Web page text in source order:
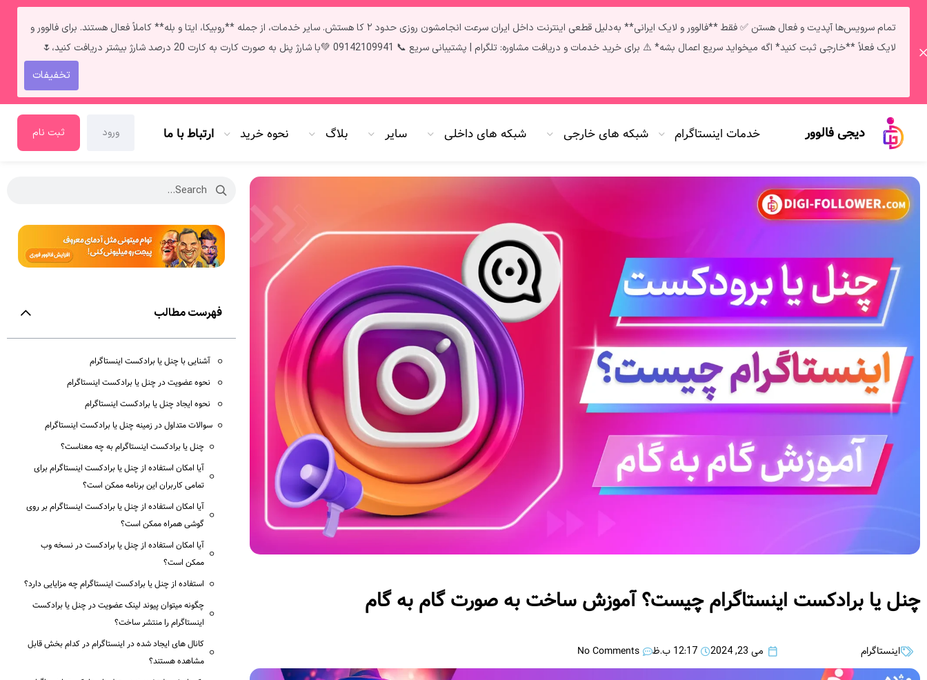
تمام سرویس‌ها آپدیت و فعال هستن ✅ فقط **فالوور و لایک ایرانی** به‌دلیل قطعی اینترنت داخل ایران سرعت انجامشون روزی حدود ۲ کا هستش. سایر خدمات، از جمله **روبیکا، ایتا و بله** کاملاً فعال هستند. برای فالوور و
لایک فعلاً **خارجی ثبت کنید* اگه میخواید سریع اعمال بشه* ⚠️ برای خرید خدمات و دریافت مشاوره: تلگرام | پشتیبانی سریع 📞 09142109941 💚با شارژ پنل به صورت کارت به کارت 20 درصد شارژ بیشتر دریافت کنید،🌷
تخفیفات
دیجی فالوور خدمات اینستاگرام شبکه های خارجی شبکه های داخلی سایر بلاگ نحوه خرید ارتباط با ما ورود ثبت نام
چنل یا برادکست اینستاگرام چیست؟ آموزش ساخت به صورت گام به گام
اینستاگرام می 23, 2024 12:17 ب.ظ No Comments
فهرست مطالب
آشنایی با چنل یا برادکست اینستاگرام
نحوه عضویت در چنل یا برادکست اینستاگرام
نحوه ایجاد چنل یا برادکست اینستاگرام
سوالات متداول در زمینه چنل یا برادکست اینستاگرام
چنل یا برادکست اینستاگرام به چه معناست؟
آیا امکان استفاده از چنل یا برادکست اینستاگرام برای
تمامی کاربران این برنامه ممکن است؟
آیا امکان استفاده از چنل یا برادکست اینستاگرام بر روی
گوشی همراه ممکن است؟
آیا امکان استفاده از چنل یا برادکست در نسخه وب
ممکن است؟
استفاده از چنل یا برادکست اینستاگرام چه مزایایی دارد؟
چگونه میتوان پیوند لینک عضویت در چنل یا برادکست
اینستاگرام را منتشر ساخت؟
کانال‌ های ایجاد شده در اینستاگرام در کدام بخش قابل‌
مشاهده هستند؟